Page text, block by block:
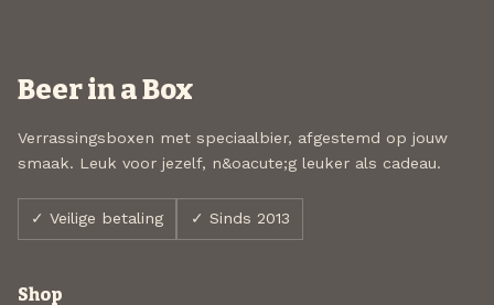
Beer in a Box
Verrassingsboxen met speciaalbier, afgestemd op jouw
smaak. Leuk voor jezelf, n&oacute;g leuker als cadeau.
✓ Veilige betaling ✓ Sinds 2013
Shop